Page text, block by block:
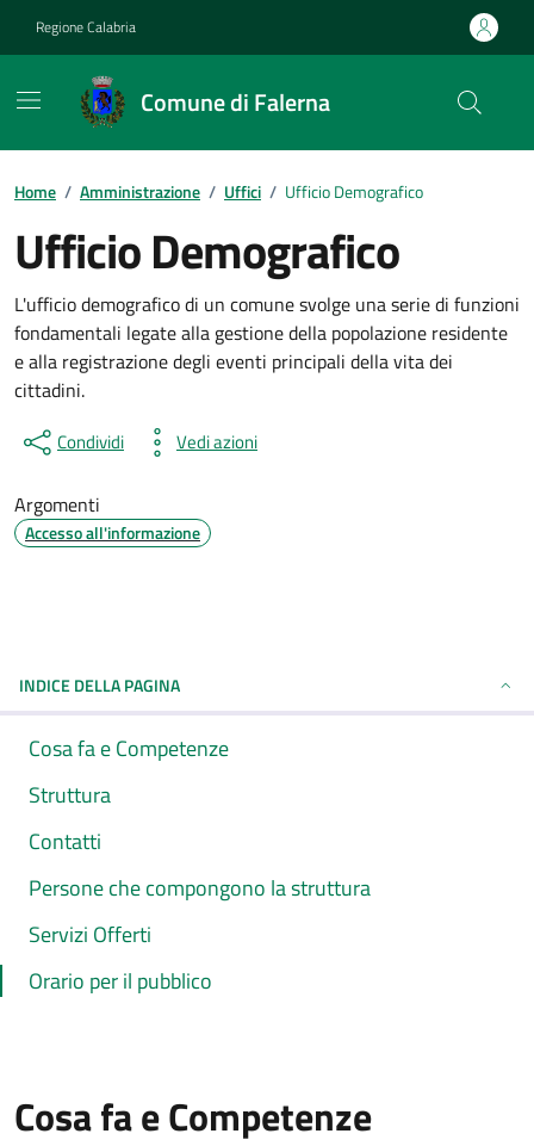
Regione Calabria
Comune di Falerna
Home / Amministrazione / Uffici / Ufficio Demografico
Ufficio Demografico
L'ufficio demografico di un comune svolge una serie di funzioni
fondamentali legate alla gestione della popolazione residente
e alla registrazione degli eventi principali della vita dei
cittadini.
Condividi Vedi azioni
Argomenti
Accesso all'informazione
INDICE DELLA PAGINA
Cosa fa e Competenze
Struttura
Contatti
Persone che compongono la struttura
Servizi Offerti
Orario per il pubblico
Cosa fa e Competenze